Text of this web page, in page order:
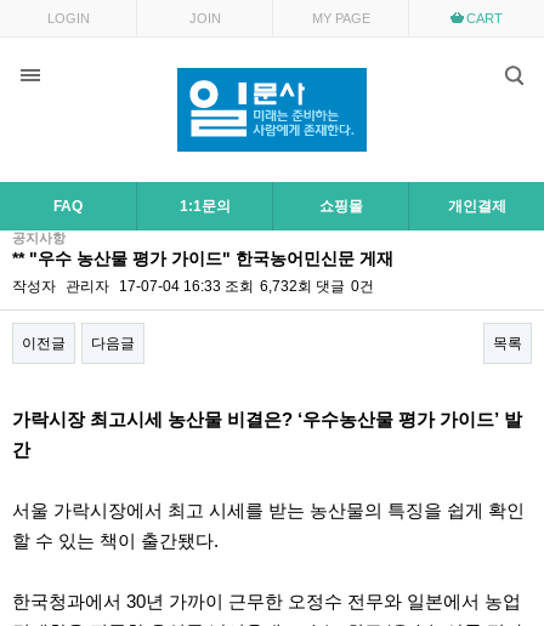
LOGIN JOIN MY PAGE CART
FAQ 1:1문의 쇼핑몰 개인결제
공지사항
** "우수 농산물 평가 가이드" 한국농어민신문 게재
작성자 관리자 17-07-04 16:33 조회 6,732회 댓글 0건
이전글 다음글 목록
가락시장 최고시세 농산물 비결은? ‘우수농산물 평가 가이드’ 발
간
서울 가락시장에서 최고 시세를 받는 농산물의 특징을 쉽게 확인
할 수 있는 책이 출간됐다.
한국청과에서 30년 가까이 근무한 오정수 전무와 일본에서 농업